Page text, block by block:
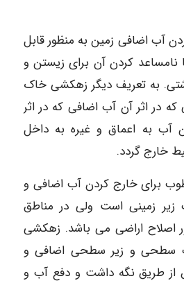
آب اضافی زمین به منظور قابل
نامساعد کردن آن برای زیستن و
به تعریف دیگر زهکشی خاک
که در اثر آن آب اضافی که در اثر
آب به اعماق و غیره به داخل
خارج گردد.
برای خارج کردن آب اضافی و
زمینی است ولی در مناطق
اراضی می باشد. زهکشی
سطحی و زیر سطحی اضافی و
از طریق نگه داشت و دفع آب و